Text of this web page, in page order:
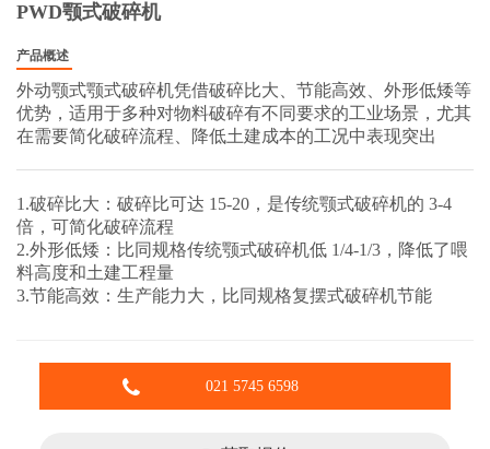
PWD颚式破碎机
产品概述
外动颚式颚式破碎机凭借破碎比大、节能高效、外形低矮等
优势，适用于多种对物料破碎有不同要求的工业场景，尤其
在需要简化破碎流程、降低土建成本的工况中表现突出
1.破碎比大：破碎比可达 15-20，是传统颚式破碎机的 3-4
倍，可简化破碎流程
2.外形低矮：比同规格传统颚式破碎机低 1/4-1/3，降低了喂
料高度和土建工程量
3.节能高效：生产能力大，比同规格复摆式破碎机节能
021 5745 6598